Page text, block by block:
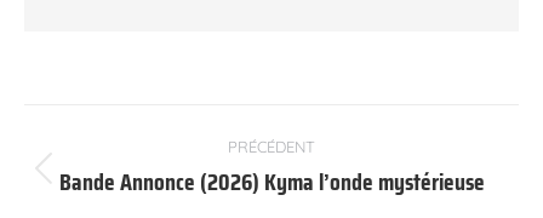
article
PRÉCÉDENT
Article
Bande Annonce (2026) Kyma l’onde mystérieuse